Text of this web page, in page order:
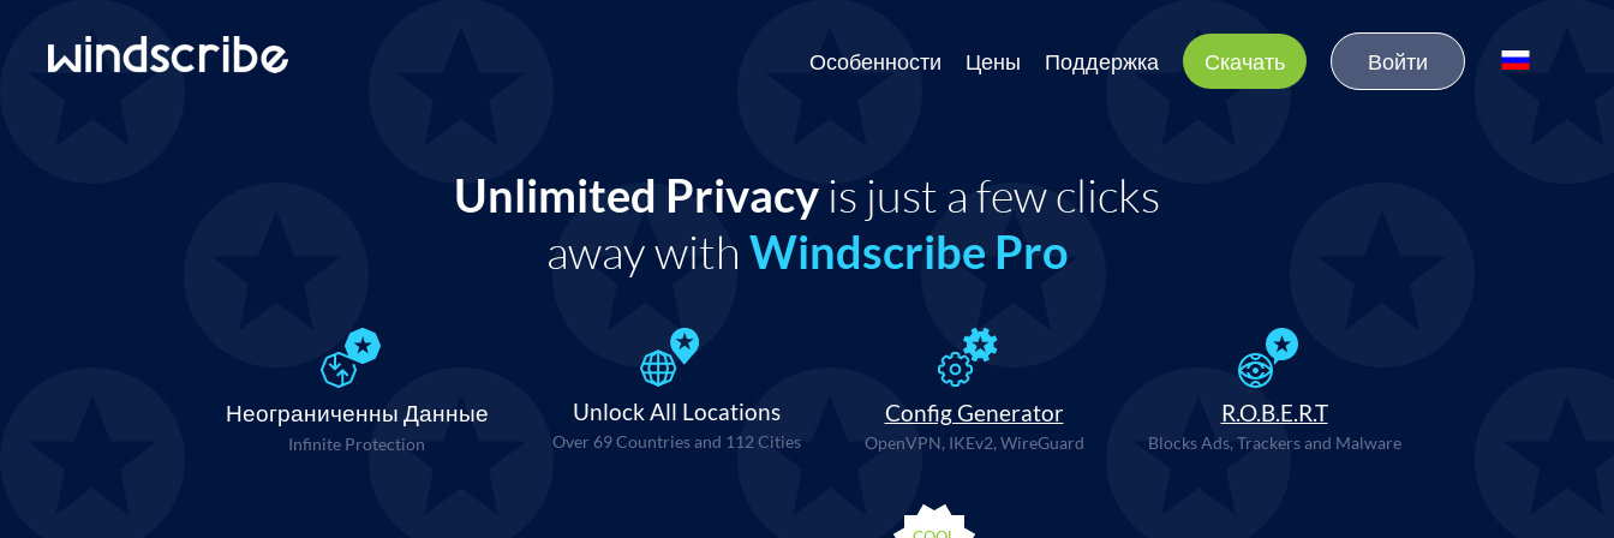
Особенности Цены Поддержка Скачать Войти
Unlimited Privacyis just a few clicks
away with Windscribe Pro
Неограниченны Данные
Infinite Protection
Unlock All Locations
Over 69 Countries and 112 Cities
Config Generator
OpenVPN, IKEv2, WireGuard
R.O.B.E.R.T
Blocks Ads, Trackers and Malware